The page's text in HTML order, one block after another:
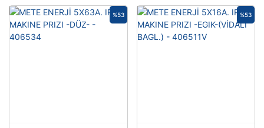
%53 %53